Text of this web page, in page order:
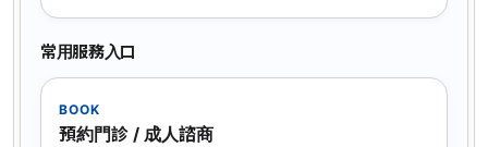
常用服務入口
BOOK
預約門診 / 成人諮商